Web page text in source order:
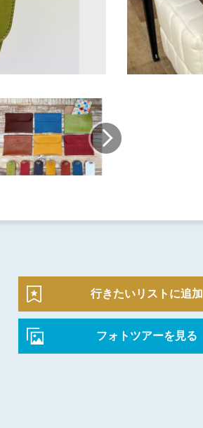
行きたいリストに追加
フォトツアーを見る